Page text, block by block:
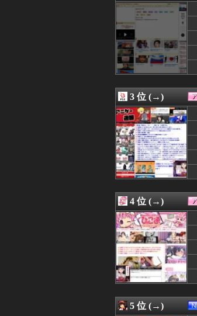
08/07 05:00
08/07 05:00
08/07 05:00
08/07 05:00
08/07 05:00
08/07 04:55
08/07 04:50
08/07 04:45
08/07 04:41
08/07 04:39
08/07 04:39
08/07 04:30
08/07 04:25
08/07 04:19
08/07 04:19
08/07 04:19
08/07 04:18
08/07 04:15
08/07 04:12
08/07 04:10
08/07 04:10
08/07 04:09
08/07 04:05
08/07 04:05
08/07 04:05
08/07 04:05
08/07 04:05
3 位 (→)
4 位 (→)
5 位 (→)